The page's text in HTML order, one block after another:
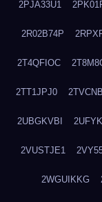
2PJA33U1
2R02B74P
2T4QFIOC
2TT1JPJ0
2UBGKVBI
2VUSTJE1
2WGUIKKG